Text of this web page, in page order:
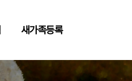
새가족등록